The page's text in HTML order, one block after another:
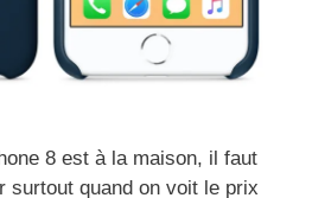
8 est à la maison, il faut
surtout quand on voit le prix